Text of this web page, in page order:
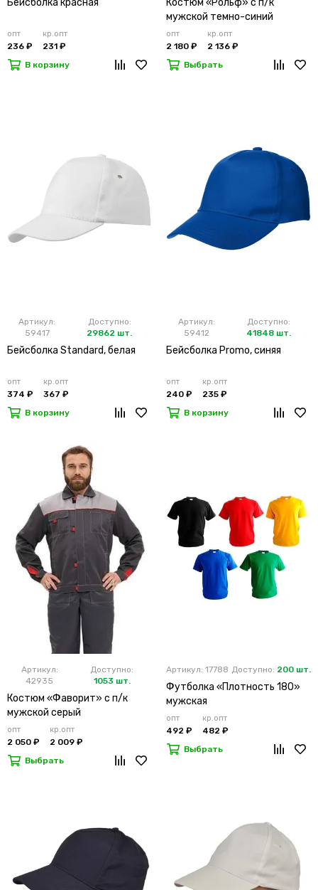
Бейсболка красная
опт
236 ₽
кр.опт
231 ₽
В корзину
Костюм «Рольф» с п/к
мужской темно-синий
опт
2 180 ₽
кр.опт
2 136 ₽
Выбрать
Артикул:
59417
Доступно:
29862 шт.
Бейсболка Standard, белая
опт
374 ₽
кр.опт
367 ₽
В корзину
Артикул:
59412
Доступно:
41848 шт.
Бейсболка Promo, синяя
опт
240 ₽
кр.опт
235 ₽
В корзину
Артикул:
42935
Доступно:
1053 шт.
Костюм «Фаворит» с п/к
мужской серый
опт
2 050 ₽
кр.опт
2 009 ₽
Выбрать
Артикул: 17788 Доступно: 200 шт.
Футболка «Плотность 180»
мужская
опт
492 ₽
кр.опт
482 ₽
Выбрать